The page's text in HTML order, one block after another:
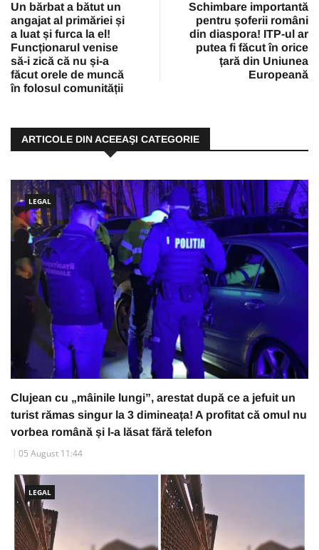
Un bărbat a bătut un
angajat al primăriei și
a luat și furca la el!
Funcționarul venise
să-i zică că nu și-a
făcut orele de muncă
în folosul comunității
Schimbare importantă
pentru șoferii români
din diaspora! ITP-ul ar
putea fi făcut în orice
țară din Uniunea
Europeană
ARTICOLE DIN ACEEAŞI CATEGORIE
LEGAL
Clujean cu „mâinile lungi”, arestat după ce a jefuit un
turist rămas singur la 3 dimineața! A profitat că omul nu
vorbea română și l-a lăsat fără telefon
05 August 11:44
LEGAL